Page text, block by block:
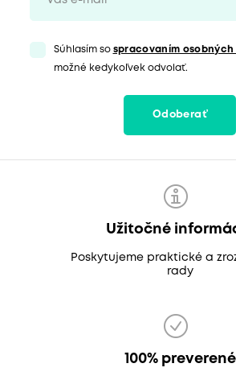
Súhlasím so spracovaním osobných
možné kedykoľvek odvolať.
Odoberať
Užitočné
Poskytujeme praktické a
rady
100% preverené